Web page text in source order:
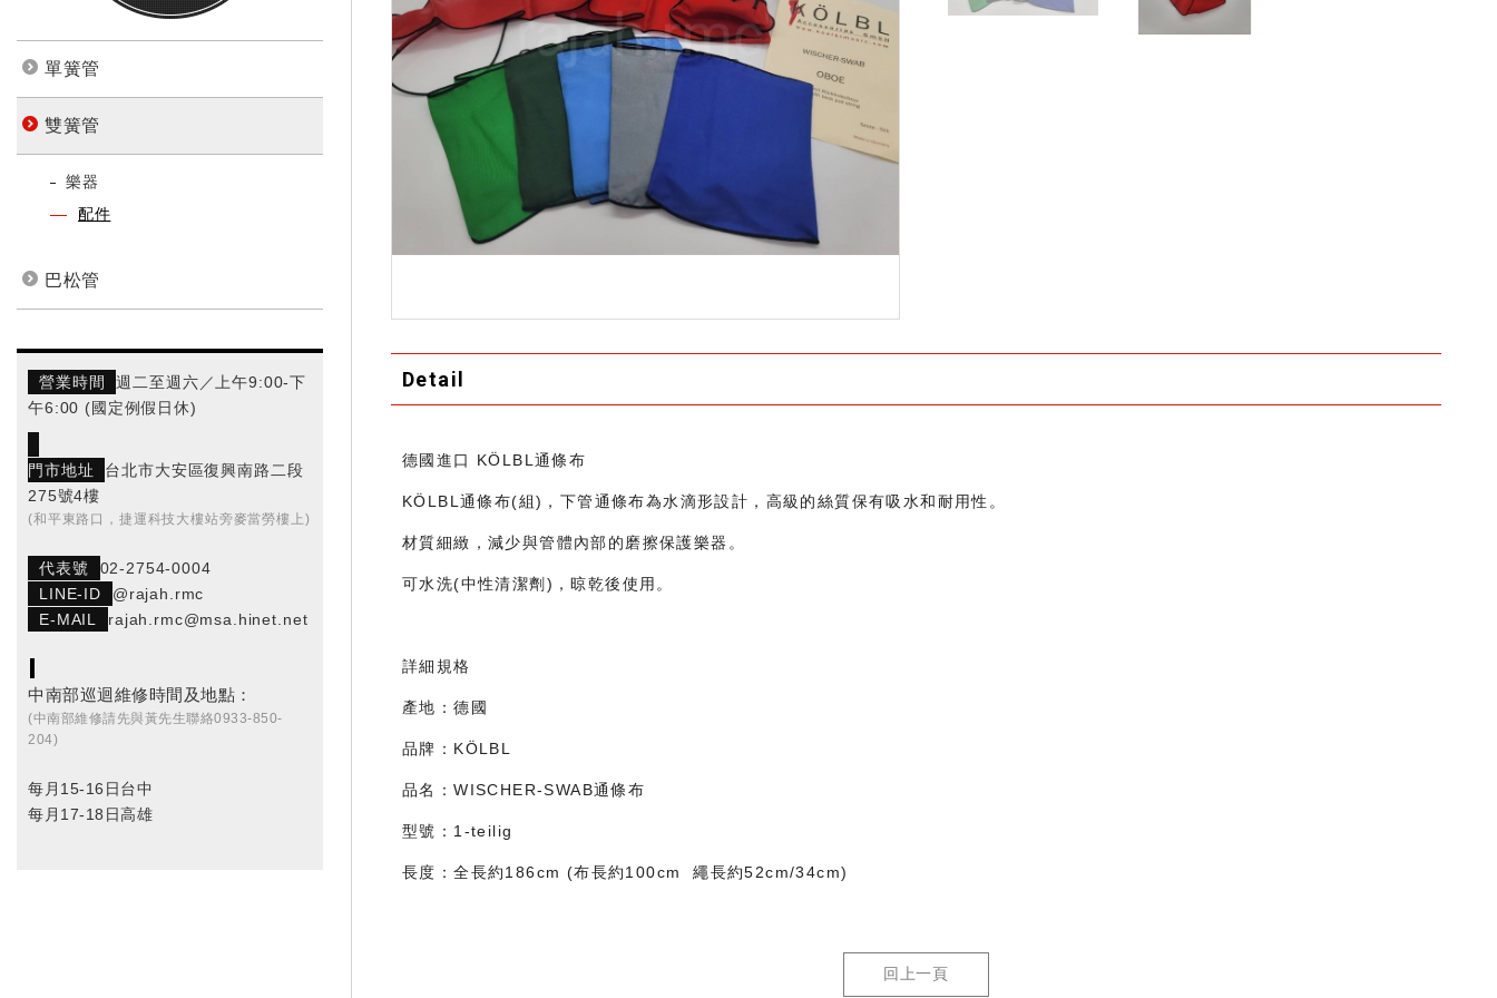
單簧管
雙簧管
樂器
配件
巴松管
營業時間
週二至週六／上午9:00-下
午6:00 (國定例假日休)
門市地址
台北市大安區復興南路二段
275號4樓
(和平東路口，捷運科技大樓站旁麥當勞樓上)
代表號
02-2754-0004
LINE-ID
@rajah.rmc
E-MAIL
rajah.rmc@msa.hinet.net
中南部巡迴維修時間及地點：
(中南部維修請先與黃先生聯絡0933-850-
204)
每月15-16日台中
每月17-18日高雄
Detail
德國進口 KӦLBL通條布
KӦLBL通條布(組)，下管通條布為水滴形設計，高級的絲質保有吸水和耐用性。
材質細緻，減少與管體內部的磨擦保護樂器。
可水洗(中性清潔劑)，晾乾後使用。
詳細規格
產地：德國
品牌：KӦLBL
品名：WISCHER-SWAB通條布
型號：1-teilig
長度：全長約186cm (布長約100cm 繩長約52cm/34cm)
回上一頁